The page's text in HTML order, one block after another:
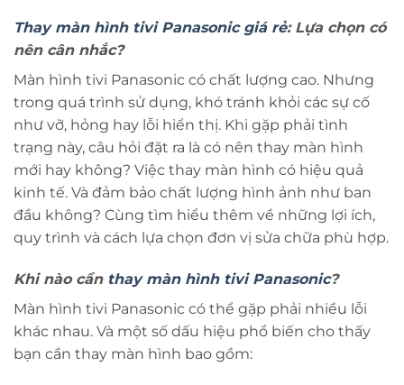
Thay màn hình tivi Panasonic giá rẻ: Lựa chọn có
nên cân nhắc?
Màn hình tivi Panasonic có chất lượng cao. Nhưng
trong quá trình sử dụng, khó tránh khỏi các sự cố
như vỡ, hỏng hay lỗi hiển thị. Khi gặp phải tình
trạng này, câu hỏi đặt ra là có nên thay màn hình
mới hay không? Việc thay màn hình có hiệu quả
kinh tế. Và đảm bảo chất lượng hình ảnh như ban
đầu không? Cùng tìm hiểu thêm về những lợi ích,
quy trình và cách lựa chọn đơn vị sửa chữa phù hợp.
Khi nào cần thay màn hình tivi Panasonic?
Màn hình tivi Panasonic có thể gặp phải nhiều lỗi
khác nhau. Và một số dấu hiệu phổ biến cho thấy
bạn cần thay màn hình bao gồm: